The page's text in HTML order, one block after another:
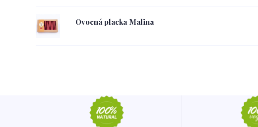
Ovocná placka Malina